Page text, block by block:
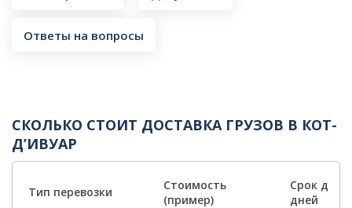
Ответы на вопросы
СКОЛЬКО СТОИТ ДОСТАВКА ГРУЗОВ В КОТ-
Д’ИВУАР
Тип перевозки
Стоимость
(пример)
Срок
дней